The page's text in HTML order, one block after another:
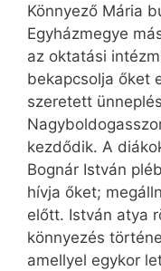
Könnyező Mária
Egyházmegye
az oktatási
bekapcsolja őket
szeretett
kezdődik. A
Bognár István
hívja őket;
előtt. István atya
könnyezés
amellyel egykor